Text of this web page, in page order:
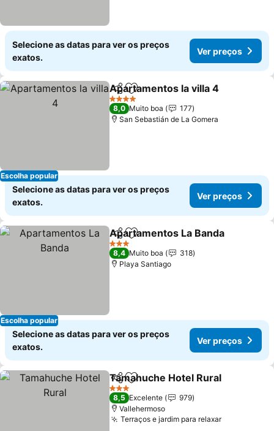
Selecione as datas para ver os preços
exatos.
Ver preços
Escolha popular
PartilharAdicionar aos favoritos
Apartamentos la villa 4
4 Estrelas
8,0 Muito boa
177
San Sebastián de La Gomera
Selecione as datas para ver os preços
exatos.
Ver preços
Escolha popular
PartilharAdicionar aos favoritos
Apartamentos La Banda
3 Estrelas
8,4 Muito boa
318
Playa Santiago
Selecione as datas para ver os preços
exatos.
Ver preços
PartilharAdicionar aos favoritos
Tamahuche Hotel Rural
3 Estrelas
8,5 Excelente
979
Vallehermoso
Terraços e jardim para relaxarVer preços